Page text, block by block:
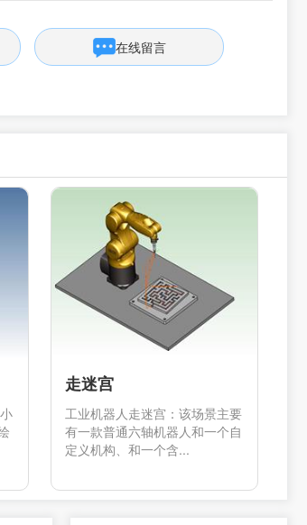
在线留言
走迷宫
工业机器人走迷宫：该场景主要
有一款普通六轴机器人和一个自
定义机构、和一个含...